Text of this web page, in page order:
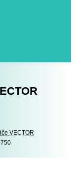
VECTOR